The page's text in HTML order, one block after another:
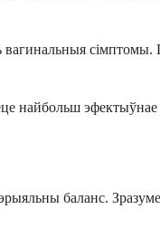
вагинальныя
найбольш
баланс.